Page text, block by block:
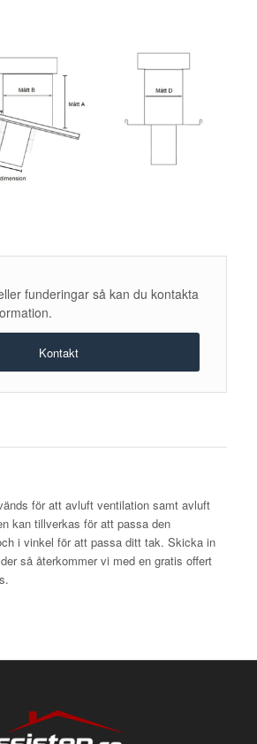
funderingar så kan du kontakta
Kontakt
för att avluft ventilation samt avluft
kan tillverkas för att passa den
i vinkel för att passa ditt tak. Skicka in
så återkommer vi med en gratis offert